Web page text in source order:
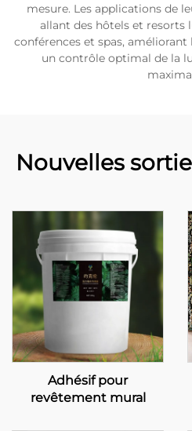
mesure. Les applications de
allant des hôtels et resorts
conférences et spas,
un contrôle optimal de la
Nouvelles
Adhésif pour
revêtement mural